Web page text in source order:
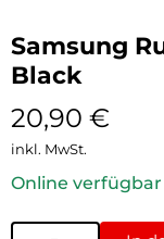
Samsung
Black
20,90 €
inkl. MwSt.
Online verfügbar